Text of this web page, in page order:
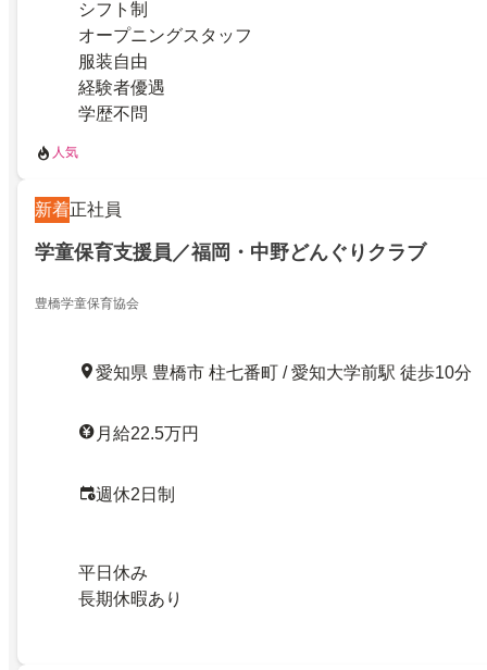
シフト制
オープニングスタッフ
服装自由
経験者優遇
学歴不問
人気
新着正社員
学童保育支援員／福岡・中野どんぐりクラブ
豊橋学童保育協会
愛知県 豊橋市 柱七番町 / 愛知大学前駅 徒歩10分
月給22.5万円
週休2日制
平日休み
長期休暇あり